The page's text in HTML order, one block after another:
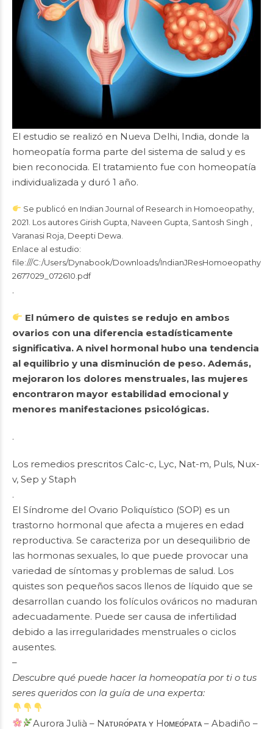
El estudio se realizó en Nueva Delhi, India, donde la
homeopatía forma parte del sistema de salud y es
bien reconocida. El tratamiento fue con homeopatía
individualizada y duró 1 año.
Se publicó en Indian Journal of Research in Homoeopathy,
2021. Los autores Girish Gupta, Naveen Gupta, Santosh Singh ,
Varanasi Roja, Deepti Dewa.
Enlace al estudio:
file:///C:/Users/Dynabook/Downloads/
2677029_072610.pdf
.
El número de quistes se redujo en ambos
ovarios con una diferencia estadísticamente
significativa. A nivel hormonal hubo una tendencia
al equilibrio y una disminución de peso. Además,
mejoraron los dolores menstruales, las mujeres
encontraron mayor estabilidad emocional y
menores manifestaciones psicológicas.
.
Los remedios prescritos Calc-c, Lyc, Nat-m, Puls, Nux-
v, Sep y Staph
.
El Síndrome del Ovario Poliquístico (SOP) es un
trastorno hormonal que afecta a mujeres en edad
reproductiva. Se caracteriza por un desequilibrio de
las hormonas sexuales, lo que puede provocar una
variedad de síntomas y problemas de salud. Los
quistes son pequeños sacos llenos de líquido que se
desarrollan cuando los folículos ováricos no maduran
adecuadamente. Puede ser causa de infertilidad
debido a las irregularidades menstruales o ciclos
ausentes.
–
Descubre qué puede hacer la homeopatía por ti o tus
seres queridos con la guía de una experta:
Aurora Julià – Nᴀᴛᴜʀᴏ́ᴘᴀᴛᴀ ʏ Hᴏᴍᴇᴏ́ᴘᴀᴛᴀ – Abadiño –